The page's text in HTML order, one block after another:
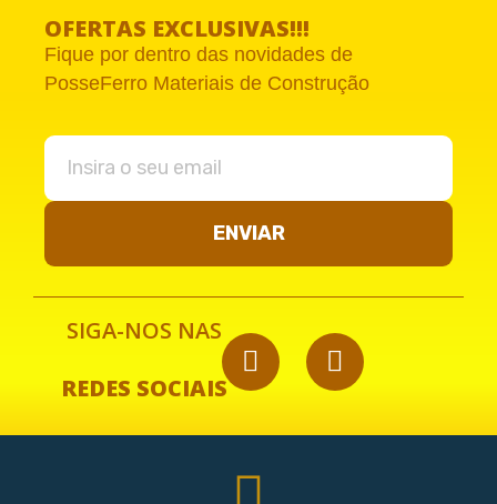
OFERTAS EXCLUSIVAS!!!
Fique por dentro das novidades de
PosseFerro Materiais de Construção
ENVIAR
SIGA-NOS NAS
REDES SOCIAIS